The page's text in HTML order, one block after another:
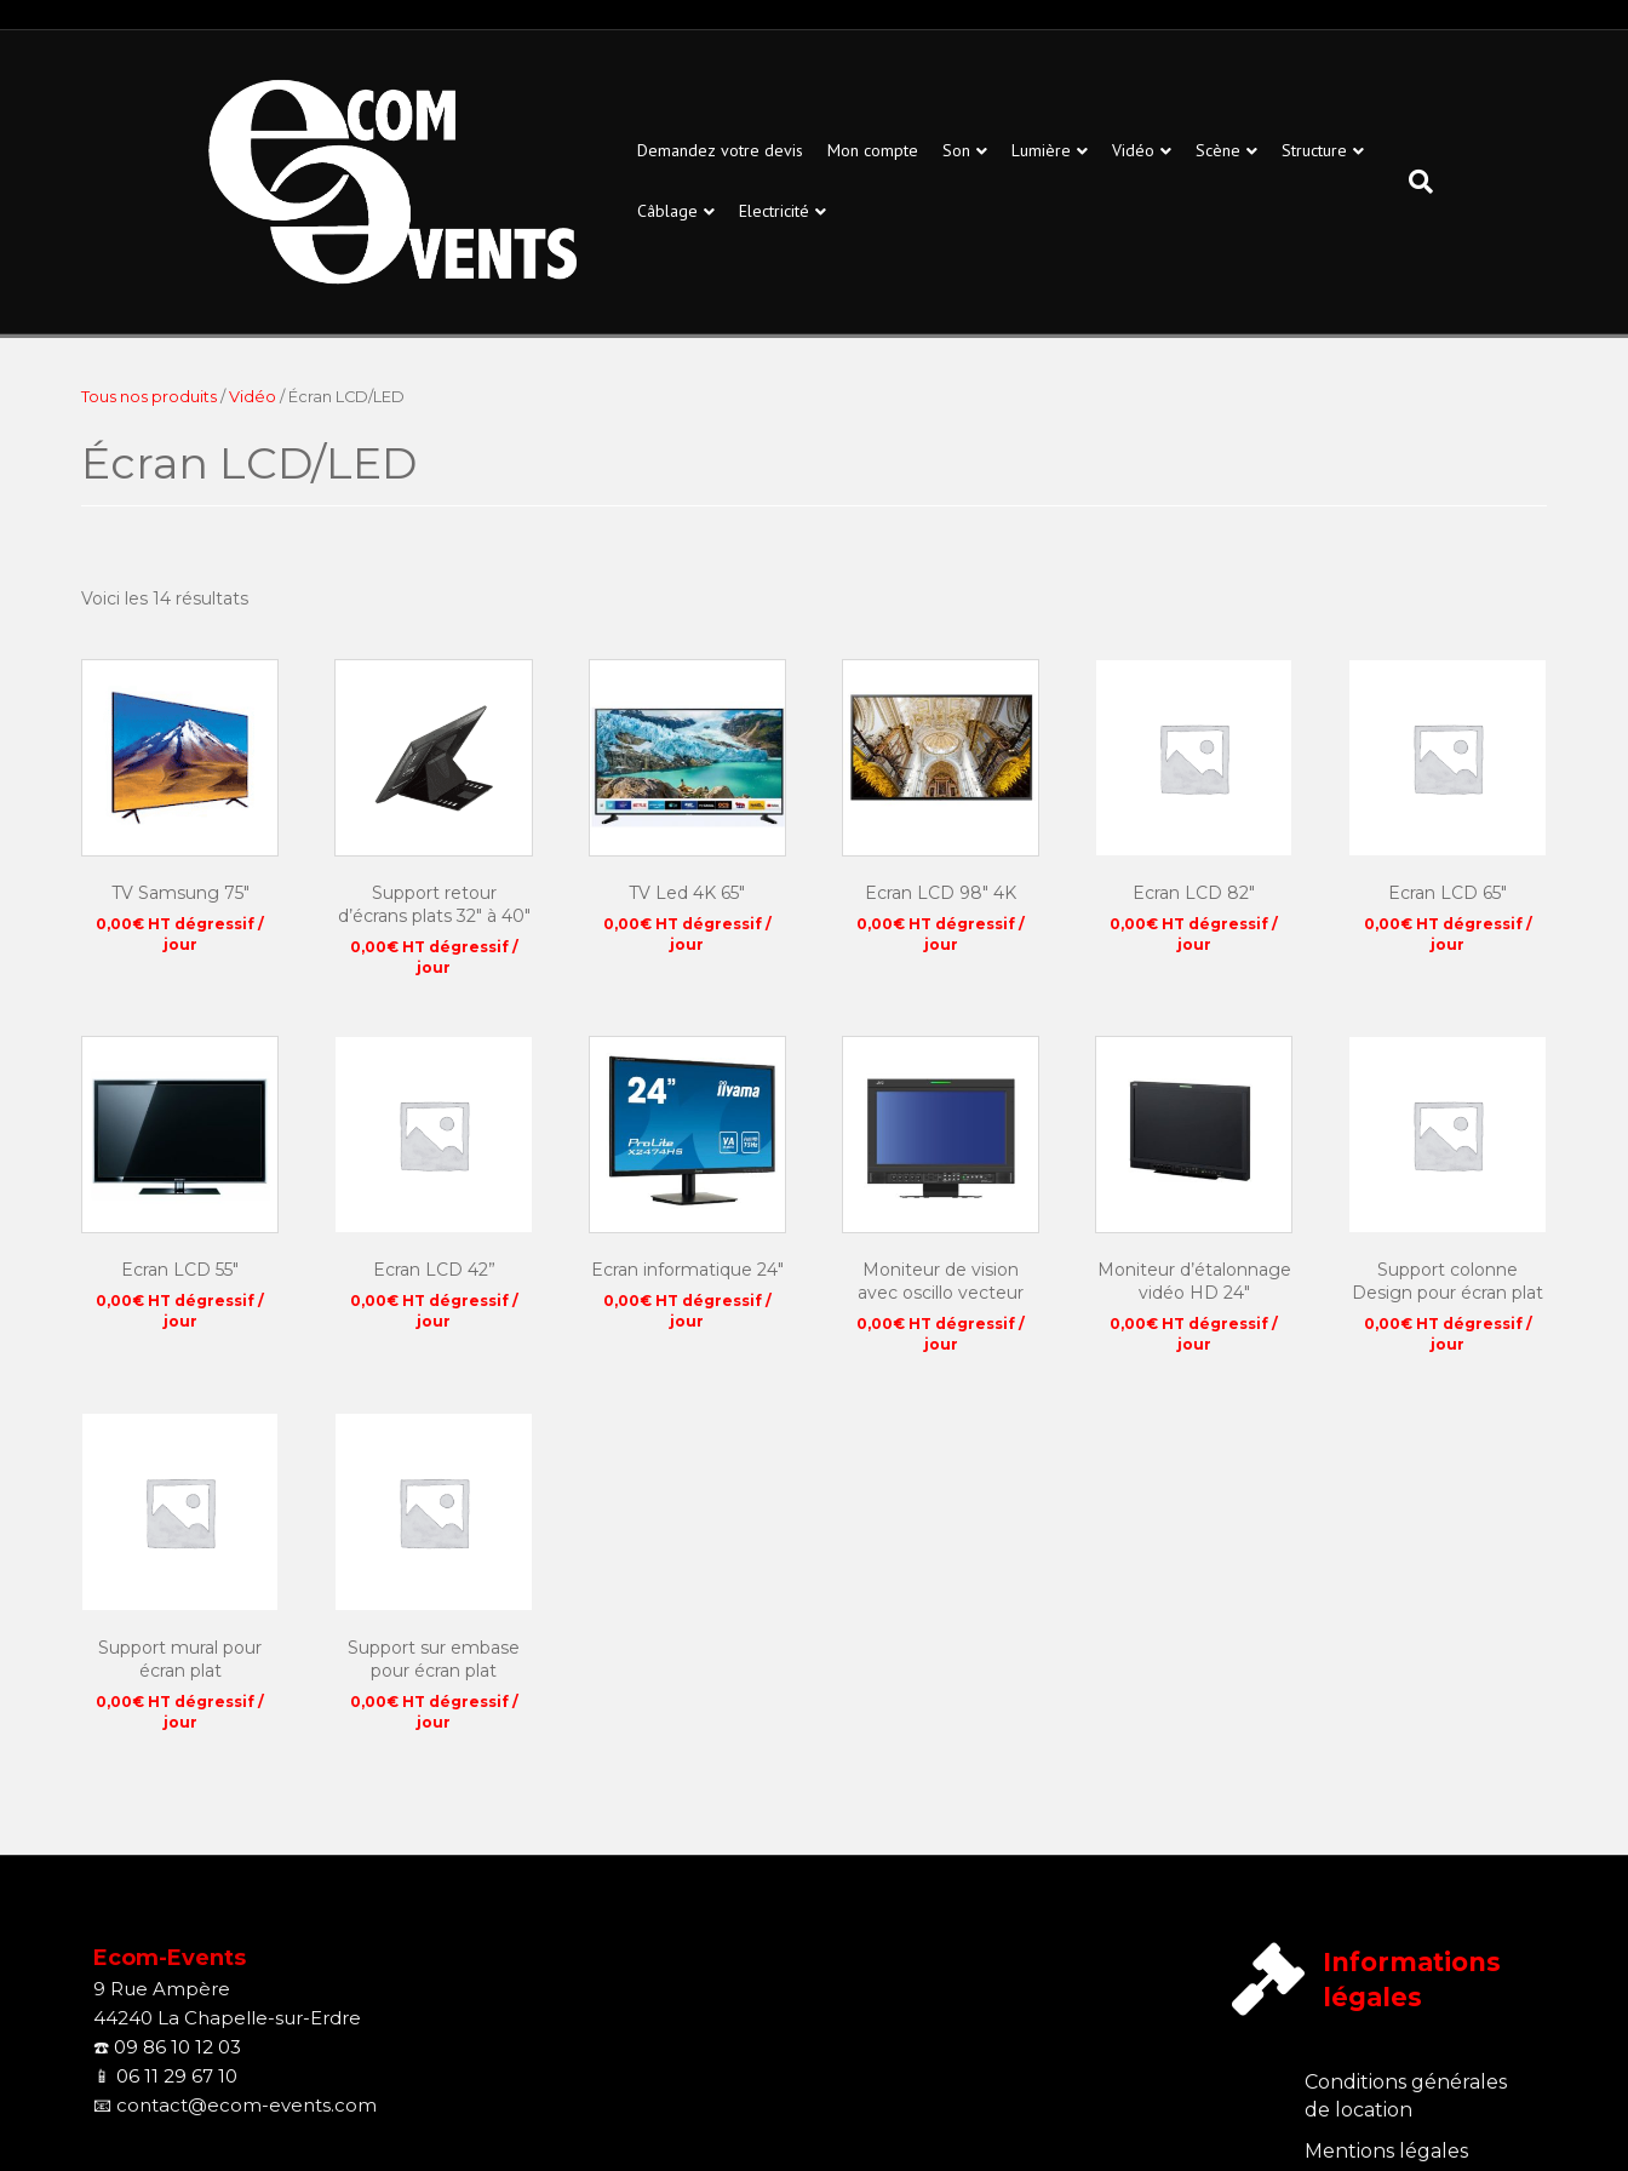
Demandez votre devis Mon compte Son Lumière Vidéo Scène Structure
Câblage Electricité
Tous nos produits /Vidéo / Écran LCD/LED
Écran LCD/LED
Voici les 14 résultats
TV Samsung 75″
0,00€ HT dégressif /
jour
Support retour
d’écrans plats 32″ à 40″
0,00€HT dégressif /
jour
TV Led 4K 65″
0,00€HT dégressif /
jour
Ecran LCD 98″ 4K
0,00€ HT dégressif /
jour
Ecran LCD 82″
0,00€ HT dégressif /
jour
Ecran LCD 65″
0,00€HT dégressif /
jour
Ecran LCD 55″
0,00€ HT dégressif /
jour
Ecran LCD 42”
0,00€HT dégressif /
jour
Ecran informatique 24″
0,00€HT dégressif /
jour
Moniteur de vision
avec oscillo vecteur
0,00€ HT dégressif /
jour
Moniteur d’étalonnage
vidéo HD 24″
0,00€ HT dégressif /
jour
Support colonne
Design pour écran plat
0,00€HT dégressif /
jour
Support mural pour
écran plat
0,00€ HT dégressif /
jour
Support sur embase
pour écran plat
0,00€HT dégressif /
jour
Ecom-Events
9 Rue Ampère
44240 La Chapelle-sur-Erdre
☎️09 86 10 12 03
📱06 11 29 67 10
📧 contact@ecom-events.com
Informations
légales
Conditions générales
de location
Mentions légales